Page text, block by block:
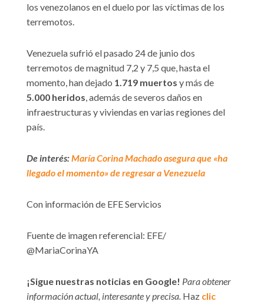
los venezolanos en el duelo por las víctimas de los
terremotos.
Venezuela sufrió el pasado 24 de junio dos
terremotos de magnitud 7,2 y 7,5 que, hasta el
momento, han dejado 1.719 muertos y más de
5.000 heridos , además de severos daños en
infraestructuras y viviendas en varias regiones del
país.
De interés:María Corina Machado asegura que «ha
llegado el momento» de regresar a Venezuela
Con información de EFE Servicios
Fuente de imagen referencial: EFE/
@MariaCorinaYA
¡Sigue nuestras noticias en Google! Para obtener
información actual, interesante y precisa. Haz clic